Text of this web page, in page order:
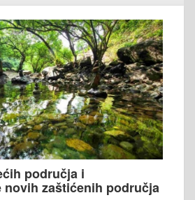
područja i
novih zaštićenih područja